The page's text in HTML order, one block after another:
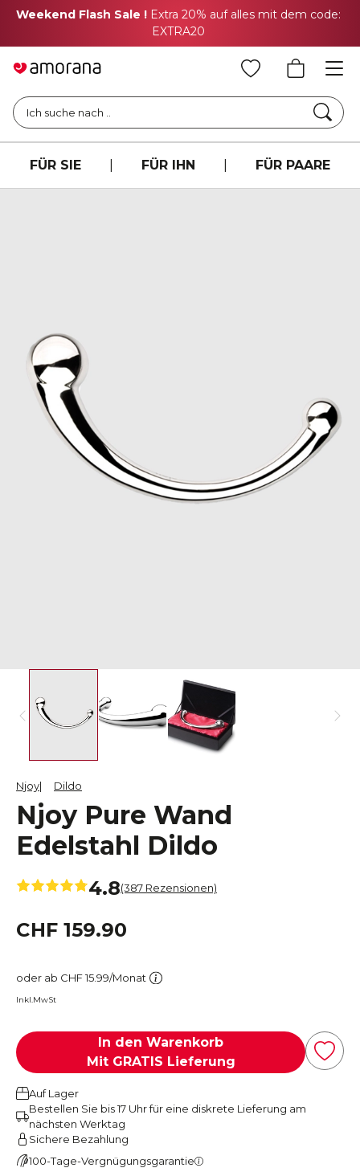
Weekend Flash Sale ! Extra 20% auf alles mit dem code:
EXTRA20
Ich suche nach ..
FÜR SIE FÜR IHN FÜR PAARE
Njoy Dildo
Njoy Pure Wand
Edelstahl Dildo
4.8(387 Rezensionen)
CHF 159.90
oder ab CHF 15.99/Monat
Inkl.MwSt
In den Warenkorb
Mit GRATIS Lieferung
Auf Lager
Bestellen Sie bis 17 Uhr für eine diskrete Lieferung am
nächsten Werktag
Sichere Bezahlung
100-Tage-Vergnügungsgarantie